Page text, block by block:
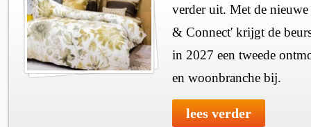
verder uit. Met de
& Connect' krijgt de
in 2027 een tweede
en woonbranche bij.
lees verder